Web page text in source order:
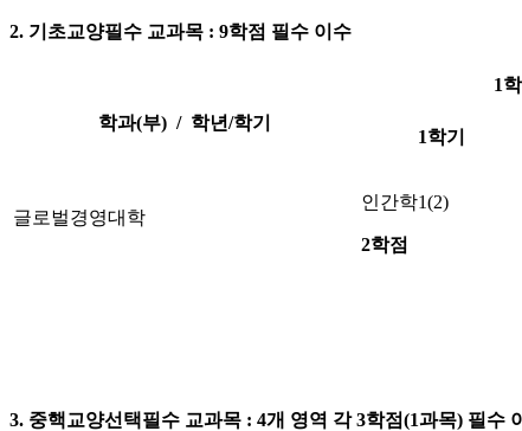
2. 기초교양필수 교과목 : 9학점 필수 이수
학과(부) / 학년/학기
1
1학기
글로벌경영대학
인간학1(2)
2학점
3. 중핵교양선택필수 교과목 : 4개 영역 각 3학점(1과목) 필수